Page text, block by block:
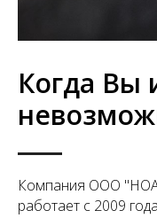
Когда Вы
Компания ООО
работает с 2009